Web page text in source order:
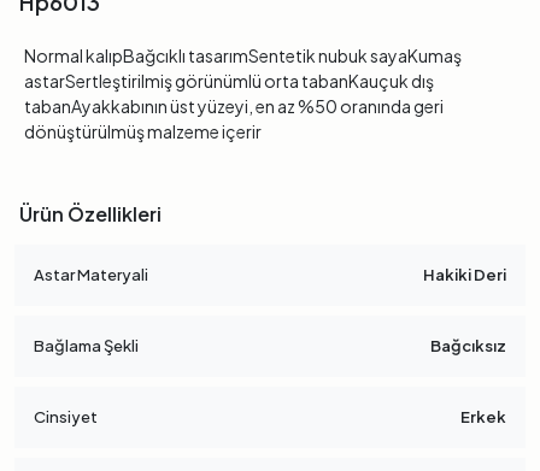
Normal kalıpBağcıklı tasarımSentetik nubuk sayaKumaş
astarSertleştirilmiş görünümlü orta tabanKauçuk dış
tabanAyakkabının üst yüzeyi, en az %50 oranında geri
dönüştürülmüş malzeme içerir
Ürün Özellikleri
Astar Materyali Hakiki Deri
Bağlama Şekli Bağcıksız
Cinsiyet Erkek